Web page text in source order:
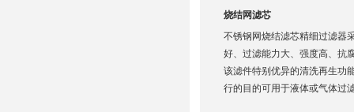
烧结网滤芯
不锈钢网烧结滤芯精细过滤器
好、过滤能力大、强度高、抗
该滤件特别优异的清洗再生功
行的目的可用于液体或气体过